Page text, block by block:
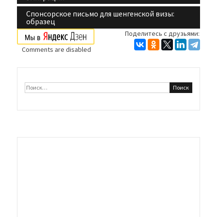
по
записям
Спонсорское письмо для шенгенской визы:
образец
Поделитесь с друзьями:
Comments are disabled
Найти: